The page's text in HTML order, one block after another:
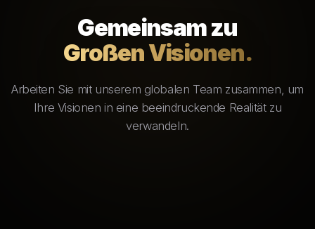
Gemeinsam zu
Großen Visionen.
Arbeiten Sie mit unserem globalen Team zusammen, um
Ihre Visionen in eine beeindruckende Realität zu
verwandeln.